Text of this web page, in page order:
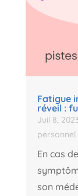
Fatigue
réveil :
Juil 8,
personnel
En cas
son